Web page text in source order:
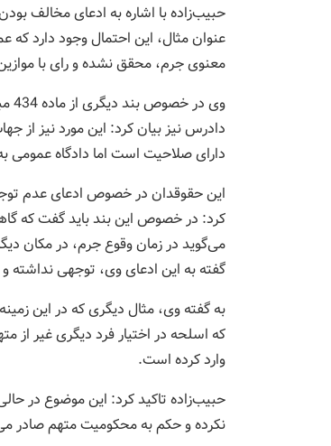
حبیب‌زاده با اشاره به ادعای مخالف
عنوان مثال، این احتمال وجود دارد که
معنوی جرم، محقق نشده و رای با
دادرس نیز بیان کرد: این مورد نیز از
دارای صلاحیت است اما دادگاه
این حقوقدان در خصوص ادعای عدم توجه
کرد: در خصوص این بند باید گفت که
می‌گوید در زمان وقوع جرم، در مکان
گفته به این ادعای وی، توجهی نداشته
به گفته وی، مثال دیگری که در این
که اسلحه در اختیار فرد دیگری غیر از
وارد کرده است.
حبیب‌زاده تاکید کرد: این موضوع در
نکرده و حکم به محکومیت متهم صادر